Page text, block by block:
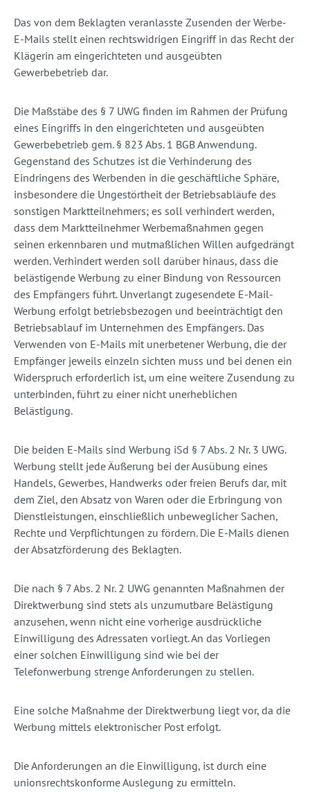
Das von dem Beklagten veranlasste Zusenden der Werbe-
E-Mails stellt einen rechtswidrigen Eingriff in das Recht der
Klägerin am eingerichteten und ausgeübten
Gewerbebetrieb dar.
Die Maßstäbe des § 7 UWG finden im Rahmen der Prüfung
eines Eingriffs in den eingerichteten und ausgeübten
Gewerbebetrieb gem. § 823 Abs. 1 BGB Anwendung.
Gegenstand des Schutzes ist die Verhinderung des
Eindringens des Werbenden in die geschäftliche Sphäre,
insbesondere die Ungestörtheit der Betriebsabläufe des
sonstigen Marktteilnehmers; es soll verhindert werden,
dass dem Marktteilnehmer Werbemaßnahmen gegen
seinen erkennbaren und mutmaßlichen Willen aufgedrängt
werden. Verhindert werden soll darüber hinaus, dass die
belästigende Werbung zu einer Bindung von Ressourcen
des Empfängers führt. Unverlangt zugesendete E-Mail-
Werbung erfolgt betriebsbezogen und beeinträchtigt den
Betriebsablauf im Unternehmen des Empfängers. Das
Verwenden von E-Mails mit unerbetener Werbung, die der
Empfänger jeweils einzeln sichten muss und bei denen ein
Widerspruch erforderlich ist, um eine weitere Zusendung zu
unterbinden, führt zu einer nicht unerheblichen
Belästigung.
Die beiden E-Mails sind Werbung iSd § 7 Abs. 2 Nr. 3 UWG.
Werbung stellt jede Äußerung bei der Ausübung eines
Handels, Gewerbes, Handwerks oder freien Berufs dar, mit
dem Ziel, den Absatz von Waren oder die Erbringung von
Dienstleistungen, einschließlich unbeweglicher Sachen,
Rechte und Verpflichtungen zu fördern. Die E-Mails dienen
der Absatzförderung des Beklagten.
Die nach § 7 Abs. 2 Nr. 2 UWG genannten Maßnahmen der
Direktwerbung sind stets als unzumutbare Belästigung
anzusehen, wenn nicht eine vorherige ausdrückliche
Einwilligung des Adressaten vorliegt. An das Vorliegen
einer solchen Einwilligung sind wie bei der
Telefonwerbung strenge Anforderungen zu stellen.
Eine solche Maßnahme der Direktwerbung liegt vor, da die
Werbung mittels elektronischer Post erfolgt.
Die Anforderungen an die Einwilligung, ist durch eine
unionsrechtskonforme Auslegung zu ermitteln.